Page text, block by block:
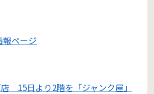
報ページ
15日より2階を「ジャンク屋」